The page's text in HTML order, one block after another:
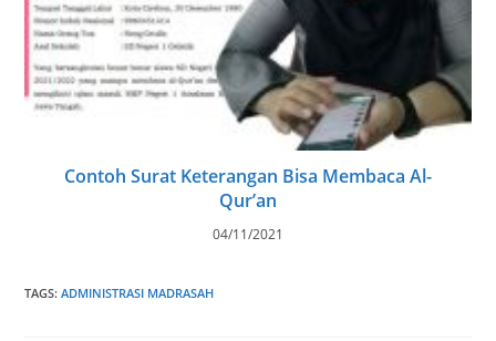
Contoh Surat Keterangan Bisa Membaca Al-
Qur’an
04/11/2021
TAGS:ADMINISTRASI MADRASAH